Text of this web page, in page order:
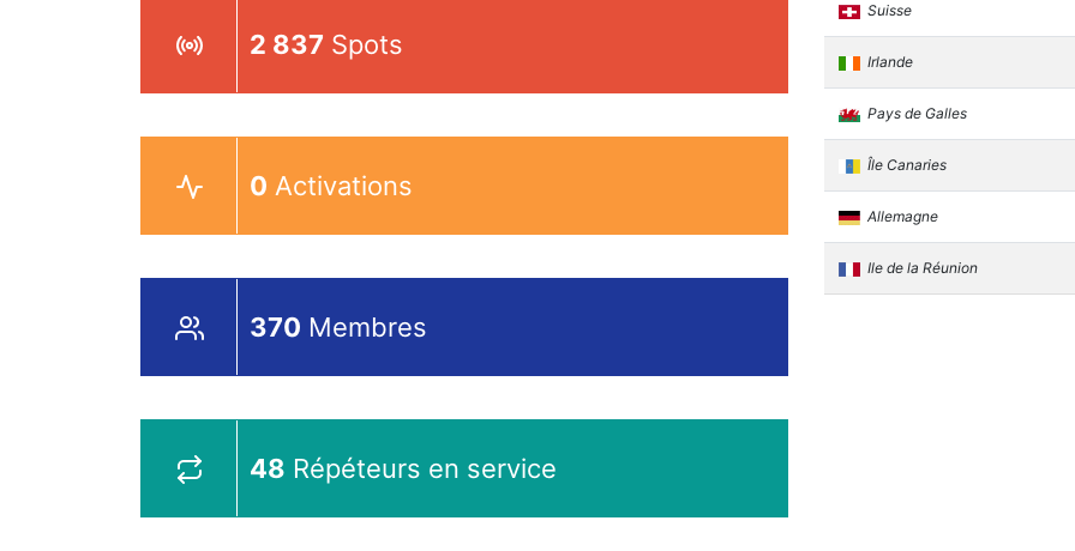
2 837 Spots
0 Activations
370 Membres
48 Répéteurs en service
Suisse
Irlande
Pays de Galles
Île Canaries
Allemagne
Ile de la Réunion